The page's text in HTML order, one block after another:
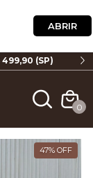
ABRIR
(SP)
0
47% OFF